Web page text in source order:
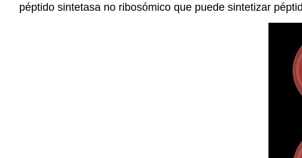
péptido sintetasa no ribosómico que puede sintetizar